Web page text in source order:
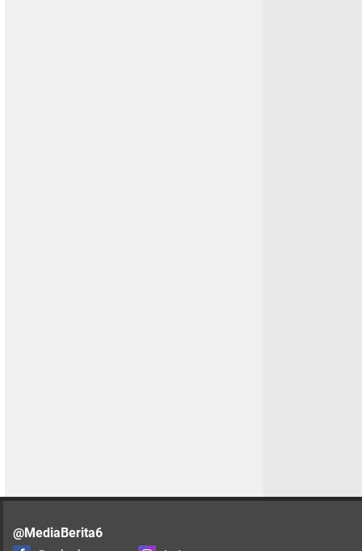
@MediaBerita6